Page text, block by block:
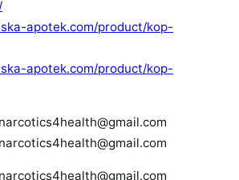
apotek.com/product/kop-
apotek.com/product/kop-